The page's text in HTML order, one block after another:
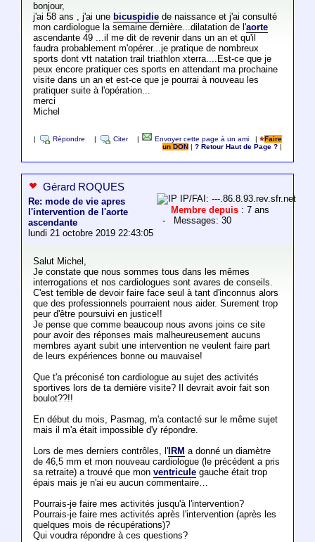
bonjour,
j'ai 58 ans , j'ai une bicuspidiede naissance et j'ai consulté
mon cardiologue la semaine dernière...dilatation de l'aorte
ascendante 49 ...il me dit de revenir dans un an et qu'il
faudra probablement m'opérer...je pratique de nombreux
sports dont vtt natation trail triathlon xterra....Est-ce que je
peux encore pratiquer ces sports en attendant ma prochaine
visite dans un an et est-ce que je pourrai à nouveau les
pratiquer suite à l'opération...
merci
Michel
Répondre Citer Envoyer cette page à un ami |
Faire
un DON
|? Retour Haut de Page ?
Gérard ROQUES
Re: mode de vie apres
l'intervention de l'aorte
ascendante
lundi 21 octobre 2019 22:43:05
IP/FAI: ---.86.8.93.rev.sfr.net
Membre depuis : 7 ans
- Messages: 30
Salut Michel,
Je constate que nous sommes tous dans les mêmes
interrogations et nos cardiologues sont avares de conseils.
C'est terrible de devoir faire face seul à tant d'inconnus alors
que des professionnels pourraient nous aider. Surement trop
peur d'être poursuivi en justice!!
Je pense que comme beaucoup nous avons joins ce site
pour avoir des réponses mais malheureusement aucuns
membres ayant subit une intervention ne veulent faire part
de leurs expériences bonne ou mauvaise!
Que t'a préconisé ton cardiologue au sujet des activités
sportives lors de ta dernière visite? Il devrait avoir fait son
boulot??!!
En début du mois, Pasmag, m'a contacté sur le même sujet
mais il m'a était impossible d'y répondre.
Lors de mes derniers contrôles, l'IRM a donné un diamètre
de 46,5 mm et mon nouveau cardiologue (le précédent a pris
sa retraite) a trouvé que mon ventriculegauche était trop
épais mais je n'ai eu aucun commentaire…
Pourrais-je faire mes activités jusqu'à l'intervention?
Pourrais-je faire mes activités après l'intervention (après les
quelques mois de récupérations)?
Qui voudra répondre à ces questions?